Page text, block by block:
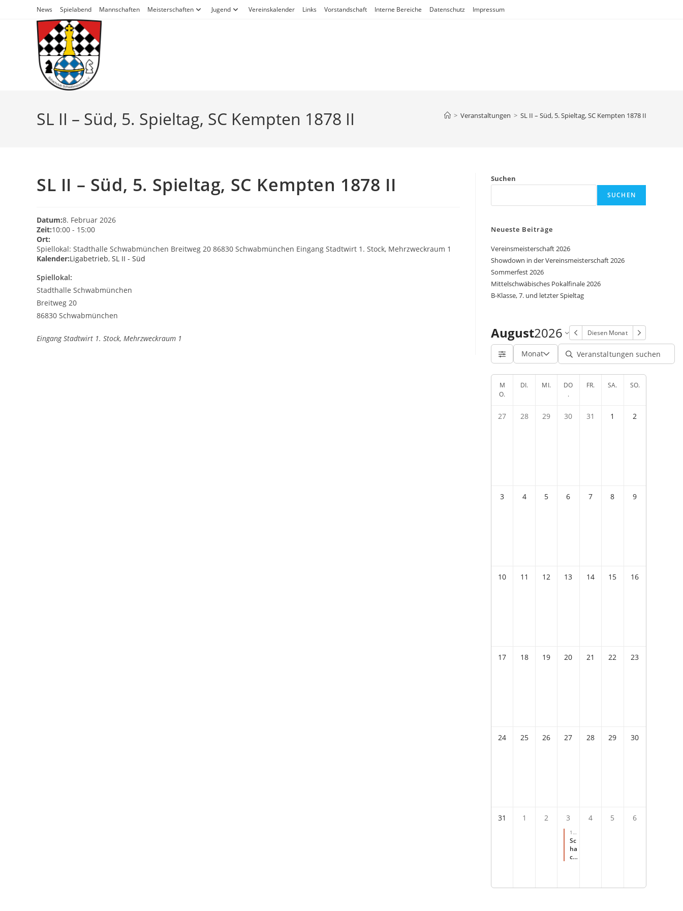
News Spielabend Mannschaften Meisterschaften Jugend Vereinskalender Links Vorstandschaft Interne Bereiche Datenschutz Impressum
SL II – Süd, 5. Spieltag, SC Kempten 1878 II > Veranstaltungen > SL II – Süd, 5. Spieltag, SC Kempten 1878 II
SL II – Süd, 5. Spieltag, SC Kempten 1878 II
Datum:8. Februar 2026
Zeit:10:00 - 15:00
Ort:
Spiellokal: Stadthalle Schwabmünchen Breitweg 20 86830 Schwabmünchen Eingang Stadtwirt 1. Stock, Mehrzweckraum 1
Kalender:Ligabetrieb, SL II - Süd
Spiellokal:
Stadthalle Schwabmünchen
Breitweg 20
86830 Schwabmünchen
Eingang Stadtwirt 1. Stock, Mehrzweckraum 1
Suchen
SUCHEN
Neueste Beiträge
Vereinsmeisterschaft 2026
Showdown in der Vereinsmeisterschaft 2026
Sommerfest 2026
Mittelschwäbisches Pokalfinale 2026
B-Klasse, 7. und letzter Spieltag
August2026 Diesen Monat
Monat
M
O.
DI. MI.
DO
.
FR. SA. SO.
27 28 29 30 31 1 2
3 4 5 6 7 8 9
10 11 12 13 14 15 16
17 18 19 20 21 22 23
24 25 26 27 28 29 30
31 1 2 3
10:
00-
14:
Sc
ha
ch
ien
4 5 6